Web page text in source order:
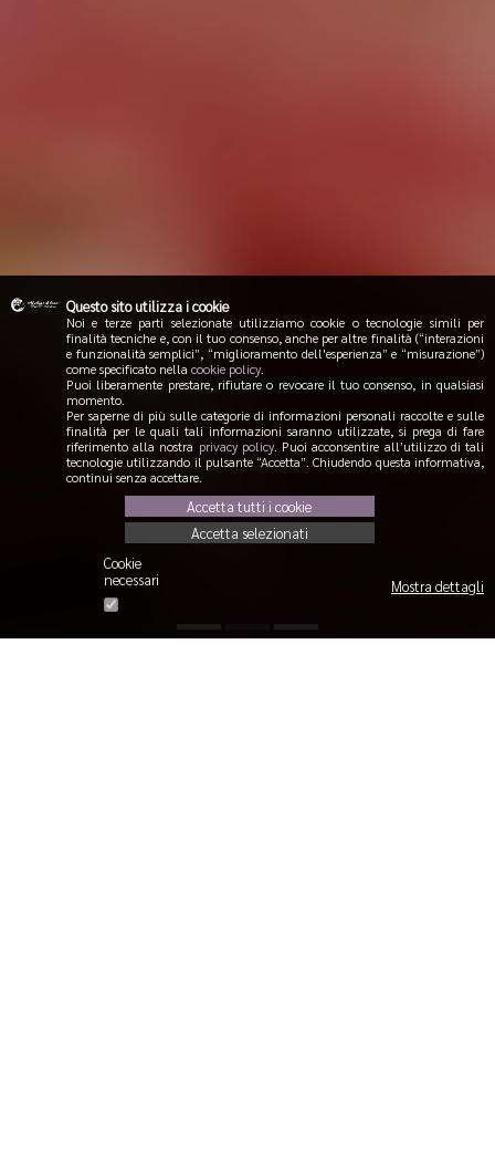
1 2 3
Questo sito utilizza i cookie
Noi e terze parti selezionate utilizziamo cookie o tecnologie simili per
finalità tecniche e, con il tuo consenso, anche per altre finalità (“interazioni
e funzionalità semplici”, “miglioramento dell'esperienza” e “misurazione”)
come specificato nella cookie policy
Puoi liberamente prestare, rifiutare o revocare il tuo consenso, in qualsiasi
momento.
Per saperne di più sulle categorie di informazioni personali raccolte e sulle
finalità per le quali tali informazioni saranno utilizzate, si prega di fare
riferimento alla nostra privacy policy. Puoi acconsentire all’utilizzo di tali
tecnologie utilizzando il pulsante “Accetta”. Chiudendo questa informativa,
continui senza accettare.
Accetta tutti i cookie
Accetta selezionati
Cookie
necessari
Mostra dettagli